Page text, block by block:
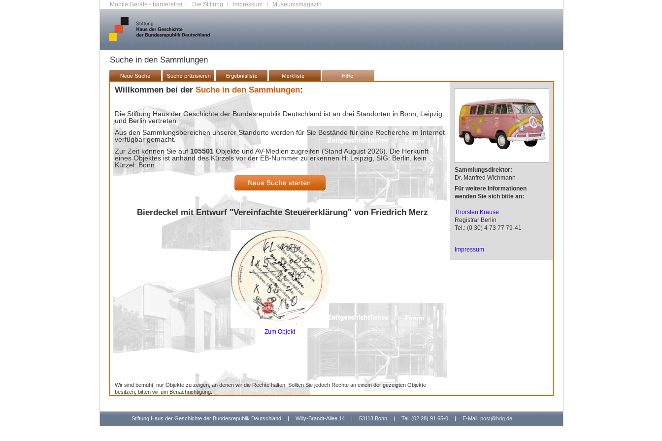
Mobile Geräte - barrierefrei | Die Stiftung | Impressum | Museumsmagazin
Suche in den Sammlungen
Willkommen bei der Suche in den Sammlungen:
Die Stiftung Haus der Geschichte der Bundesrepublik Deutschland ist an drei Standorten in Bonn, Leipzig
und Berlin vertreten.
Aus den Sammlungsbereichen unserer Standorte werden für Sie Bestände für eine Recherche im Internet
verfügbar gemacht.
Zur Zeit können Sie auf 105501 Objekte und AV-Medien zugreifen (Stand August 2026). Die Herkunft
eines Objektes ist anhand des Kürzels vor der EB-Nummer zu erkennen H: Leipzig, SIG: Berlin, kein
Kürzel: Bonn.
Bierdeckel mit Entwurf "Vereinfachte Steuererklärung" von Friedrich Merz
Zum Objekt
Wir sind bemüht, nur Objekte zu zeigen, an denen wir die Rechte halten. Sollten Sie jedoch Rechte an einem der gezeigten Objekte
besitzen, bitten wir um Benachrichtigung.
Sammlungsdirektor:
Dr. Manfred Wichmann
Für weitere Informationen
wenden Sie sich bitte an:
Thorsten Krause
Registrar Berlin
Tel.: (0 30) 4 73 77 79-41
Impressum
Stiftung Haus der Geschichte der Bundesrepublik Deutschland | Willy-Brandt-Allee 14 | 53113 Bonn | Tel: (02 28) 91 65-0 | E-Mail: post@hdg.de